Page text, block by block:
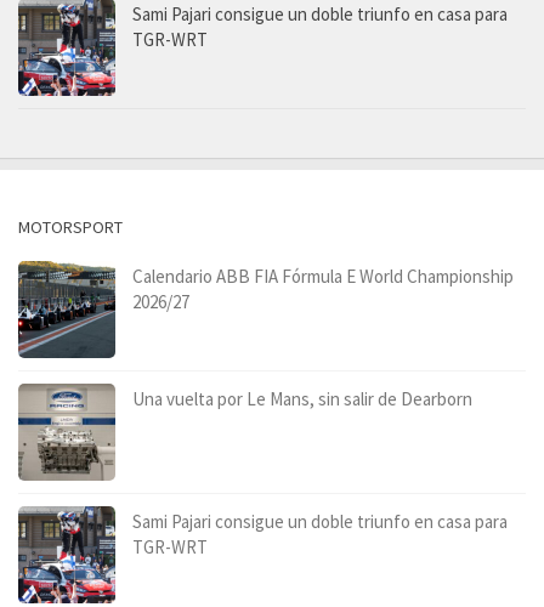
Sami Pajari consigue un doble triunfo en casa para
TGR-WRT
MOTORSPORT
Calendario ABB FIA Fórmula E World Championship
2026/27
Una vuelta por Le Mans, sin salir de Dearborn
Sami Pajari consigue un doble triunfo en casa para
TGR-WRT